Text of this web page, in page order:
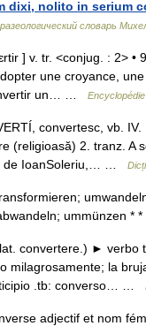
dixi, nolito in serium
словарь
] v. tr. <conjug. : 2> •
une croyance,
un… …
convertesc, vb.
(religioasă) 2. tranz. A
de IoanSoleriu,… …
ummünzen *
convertere.) ► verbo
milagrosamente; la
.tb: converso… …
adjectif et nom